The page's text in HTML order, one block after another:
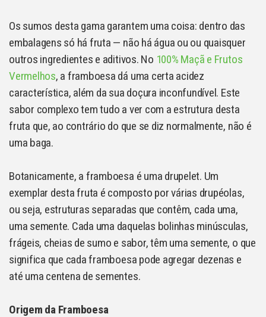
Os sumos desta gama garantem uma coisa: dentro das
embalagens só há fruta — não há água ou ou quaisquer
outros ingredientes e aditivos. No 100% Maçã e Frutos
Vermelhos, a framboesa dá uma certa acidez
característica, além da sua doçura inconfundível. Este
sabor complexo tem tudo a ver com a estrutura desta
fruta que, ao contrário do que se diz normalmente, não é
uma baga.
Botanicamente, a framboesa é uma drupelet. Um
exemplar desta fruta é composto por várias drupéolas,
ou seja, estruturas separadas que contêm, cada uma,
uma semente. Cada uma daquelas bolinhas minúsculas,
frágeis, cheias de sumo e sabor, têm uma semente, o que
significa que cada framboesa pode agregar dezenas e
até uma centena de sementes.
Origem da Framboesa